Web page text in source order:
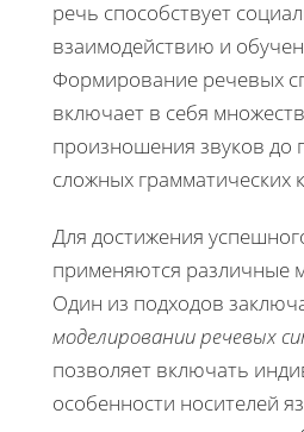
речь способствует
взаимодействию и
Формирование речевых
включает в себя
произношения звуков до
сложных грамматических
Для достижения
применяются различные
Один из подходов
моделировании речевых
позволяет включать
особенности носителей